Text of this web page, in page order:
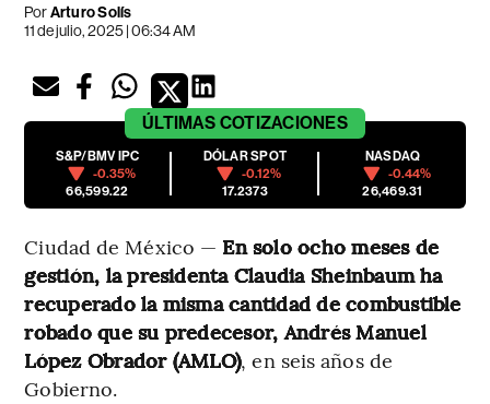
PorArturo Solís
11 de julio, 2025 | 06:34 AM
ÚLTIMAS COTIZACIONES
S&P/BMV IPC
-0.35%
66,599.22
DÓLAR SPOT
-0.12%
17.2373
NASDAQ
-0.44%
26,469.31
Ciudad de México — En solo ocho meses de
gestión, la presidenta Claudia Sheinbaum ha
recuperado la misma cantidad de combustible
robado que su predecesor, Andrés Manuel
López Obrador (AMLO), en seis años de
Gobierno.